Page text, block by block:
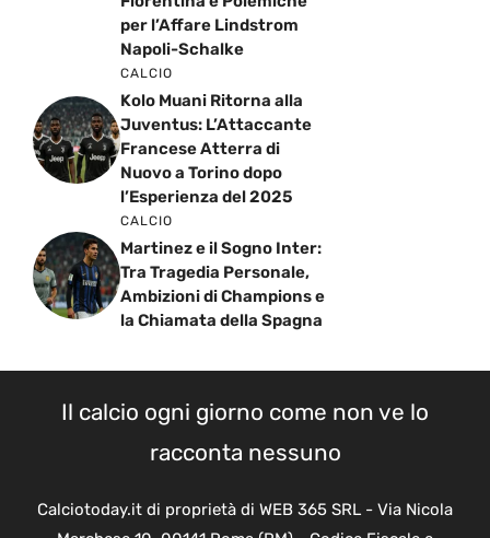
Fiorentina e Polemiche
per l’Affare Lindstrom
Napoli-Schalke
Kolo Muani Ritorna alla
Juventus: L’Attaccante
Francese Atterra di
Nuovo a Torino dopo
l’Esperienza del 2025
Martinez e il Sogno Inter:
Tra Tragedia Personale,
Ambizioni di Champions e
la Chiamata della Spagna
Il calcio ogni giorno come non ve lo
racconta nessuno
Calciotoday.it di proprietà di WEB 365 SRL - Via Nicola